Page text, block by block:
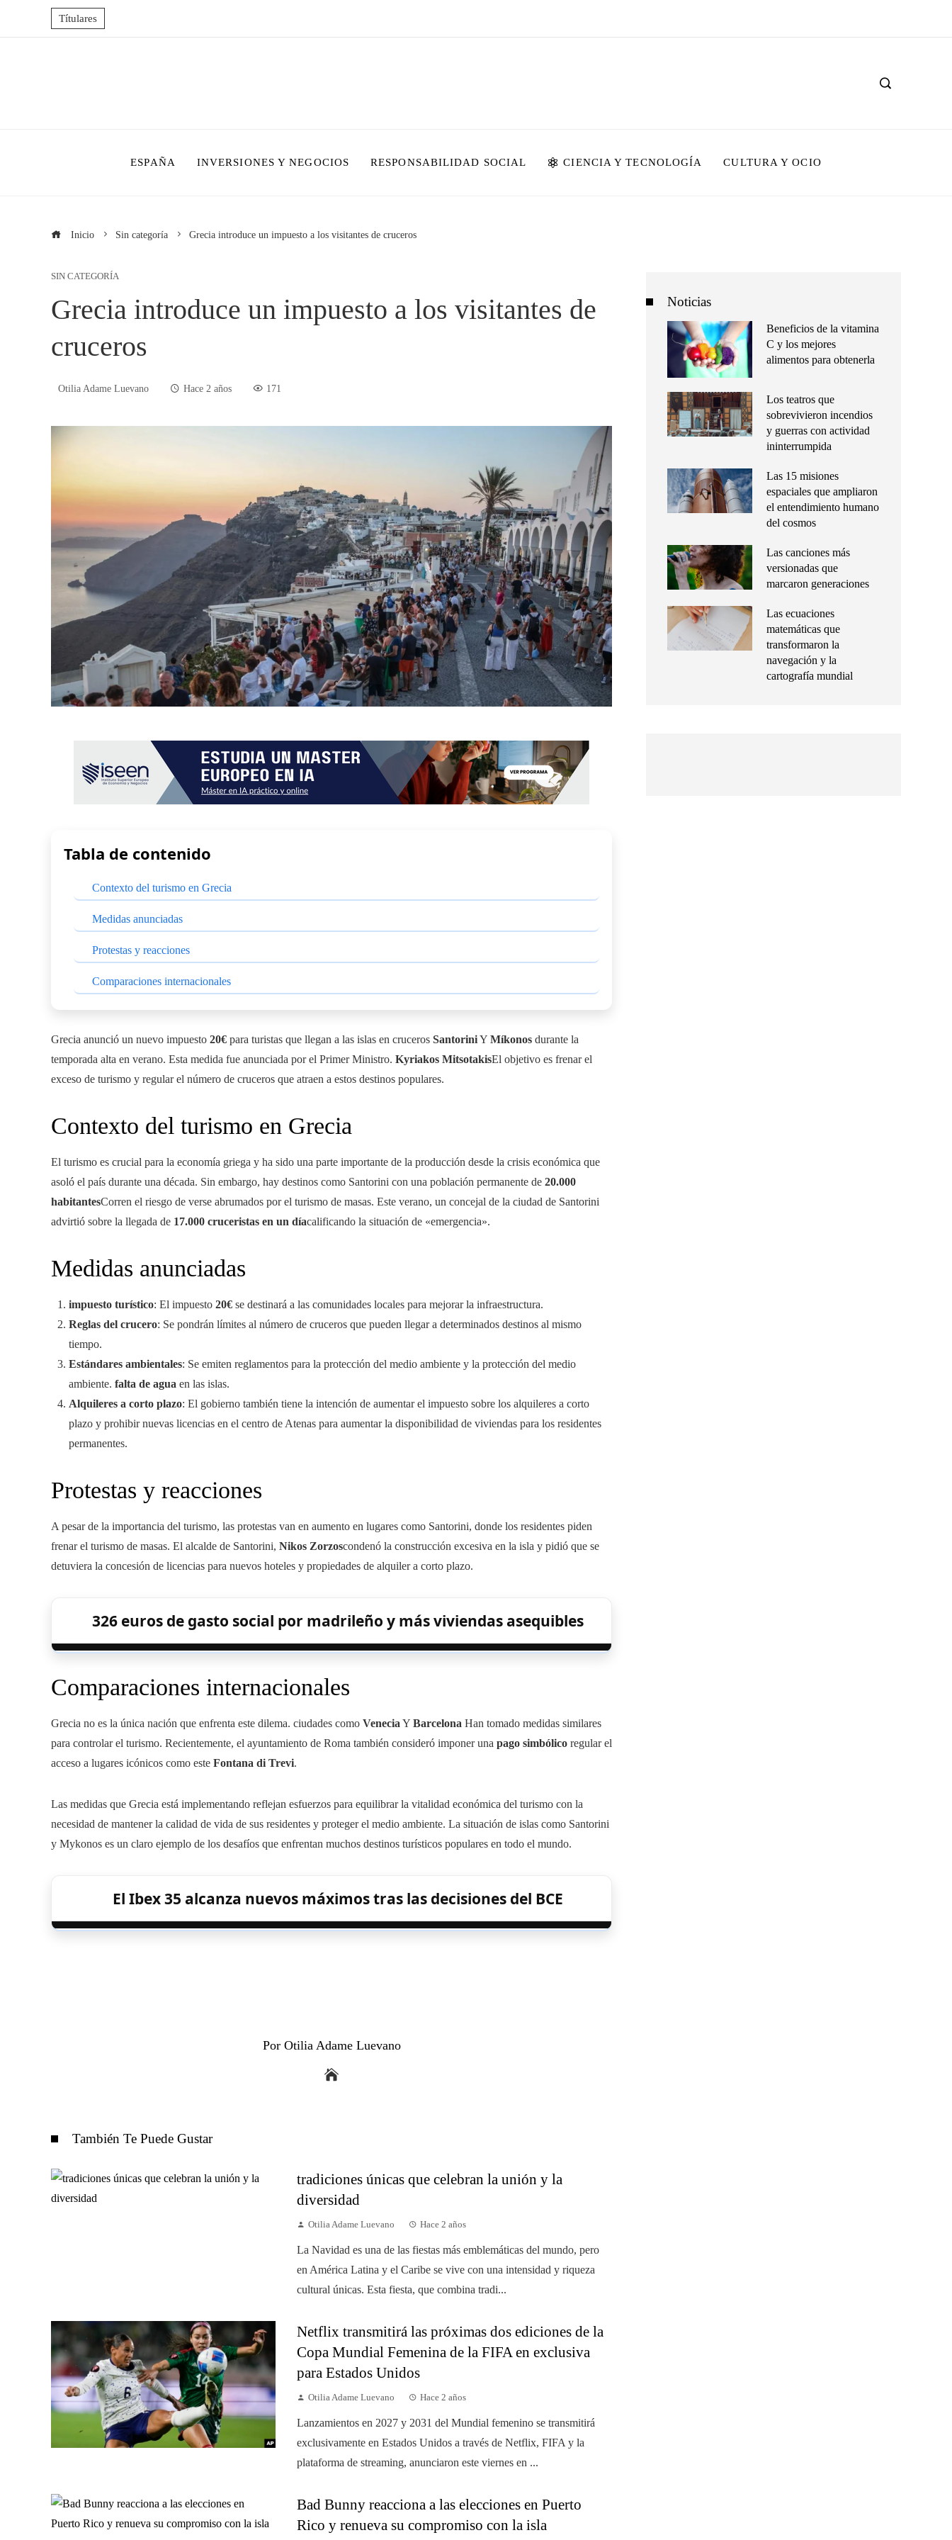
Títulares
ESPAÑA INVERSIONES Y NEGOCIOS RESPONSABILIDAD SOCIAL CIENCIA Y TECNOLOGÍA CULTURA Y OCIO
Inicio Sin categoría Grecia introduce un impuesto a los visitantes de cruceros
SIN CATEGORÍA
Grecia introduce un impuesto a los visitantes de
cruceros
Otilia Adame Luevano Hace 2 años 171
Tabla de contenido
Contexto del turismo en Grecia
Medidas anunciadas
Protestas y reacciones
Comparaciones internacionales
Grecia anunció un nuevo impuesto 20€ para turistas que llegan a las islas en cruceros SantoriniY Míkonos durante la
temporada alta en verano. Esta medida fue anunciada por el Primer Ministro. Kyriakos MitsotakisEl objetivo es frenar el
exceso de turismo y regular el número de cruceros que atraen a estos destinos populares.
Contexto del turismo en Grecia
El turismo es crucial para la economía griega y ha sido una parte importante de la producción desde la crisis económica que
asoló el país durante una década. Sin embargo, hay destinos como Santorini con una población permanente de 20.000
habitantesCorren el riesgo de verse abrumados por el turismo de masas. Este verano, un concejal de la ciudad de Santorini
advirtió sobre la llegada de 17.000 cruceristas en un díacalificando la situación de «emergencia».
Medidas anunciadas
impuesto turístico: El impuesto 20€ se destinará a las comunidades locales para mejorar la infraestructura.
Reglas del crucero: Se pondrán límites al número de cruceros que pueden llegar a determinados destinos al mismo
tiempo.
Estándares ambientales: Se emiten reglamentos para la protección del medio ambiente y la protección del medio
ambiente. falta de agua en las islas.
Alquileres a corto plazo: El gobierno también tiene la intención de aumentar el impuesto sobre los alquileres a corto
plazo y prohibir nuevas licencias en el centro de Atenas para aumentar la disponibilidad de viviendas para los residentes
permanentes.
Protestas y reacciones
A pesar de la importancia del turismo, las protestas van en aumento en lugares como Santorini, donde los residentes piden
frenar el turismo de masas. El alcalde de Santorini, Nikos Zorzoscondenó la construcción excesiva en la isla y pidió que se
detuviera la concesión de licencias para nuevos hoteles y propiedades de alquiler a corto plazo.
326 euros de gasto social por madrileño y más viviendas asequibles
Comparaciones internacionales
Grecia no es la única nación que enfrenta este dilema. ciudades como Venecia Y Barcelona Han tomado medidas similares
para controlar el turismo. Recientemente, el ayuntamiento de Roma también consideró imponer una pago simbólico regular el
acceso a lugares icónicos como este Fontana di Trevi.
Las medidas que Grecia está implementando reflejan esfuerzos para equilibrar la vitalidad económica del turismo con la
necesidad de mantener la calidad de vida de sus residentes y proteger el medio ambiente. La situación de islas como Santorini
y Mykonos es un claro ejemplo de los desafíos que enfrentan muchos destinos turísticos populares en todo el mundo.
El Ibex 35 alcanza nuevos máximos tras las decisiones del BCE
Por Otilia Adame Luevano
También Te Puede Gustar
tradiciones únicas que celebran la unión y la
diversidad
Otilia Adame Luevano Hace 2 años
La Navidad es una de las fiestas más emblemáticas del mundo, pero
en América Latina y el Caribe se vive con una intensidad y riqueza
cultural únicas. Esta fiesta, que combina tradi...
Netflix transmitirá las próximas dos ediciones de la
Copa Mundial Femenina de la FIFA en exclusiva
para Estados Unidos
Otilia Adame Luevano Hace 2 años
Lanzamientos en 2027 y 2031 del Mundial femenino se transmitirá
exclusivamente en Estados Unidos a través de Netflix, FIFA y la
plataforma de streaming, anunciaron este viernes en ...
Bad Bunny reacciona a las elecciones en Puerto
Rico y renueva su compromiso con la isla
Noticias
Beneficios de la vitamina
C y los mejores
alimentos para obtenerla
Los teatros que
sobrevivieron incendios
y guerras con actividad
ininterrumpida
Las 15 misiones
espaciales que ampliaron
el entendimiento humano
del cosmos
Las canciones más
versionadas que
marcaron generaciones
Las ecuaciones
matemáticas que
transformaron la
navegación y la
cartografía mundial